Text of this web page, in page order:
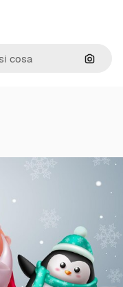
Cerca